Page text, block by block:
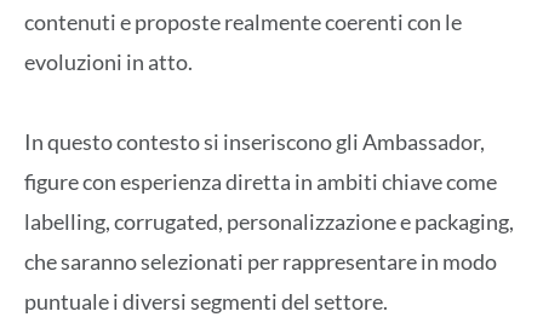
contenuti e proposte realmente coerenti con le
evoluzioni in atto.
In questo contesto si inseriscono gli Ambassador,
figure con esperienza diretta in ambiti chiave come
labelling, corrugated, personalizzazione e packaging,
che saranno selezionati per rappresentare in modo
puntuale i diversi segmenti del settore.